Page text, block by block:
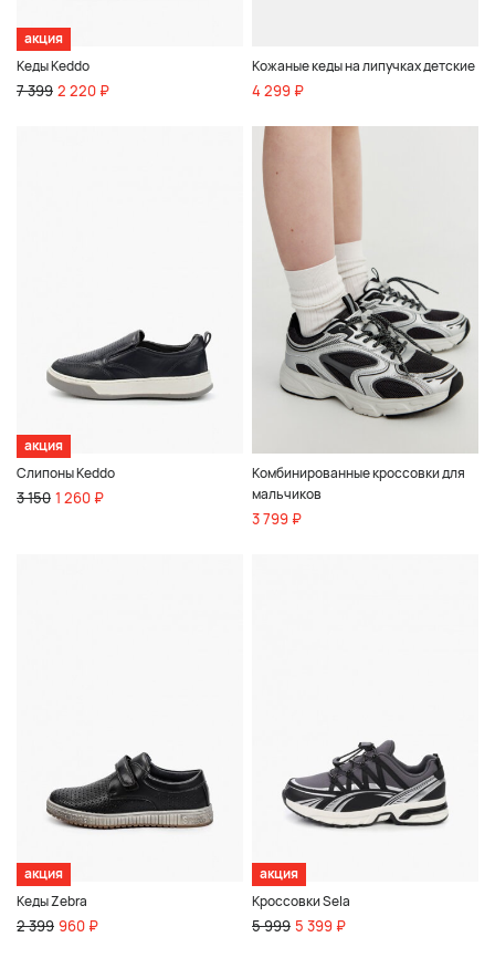
акция
Кеды Keddo
7 399 2 220 ₽
Кожаные кеды на липучках детские
4 299 ₽
акция
Слипоны Keddo
3 150 1 260 ₽
Комбинированные кроссовки для
мальчиков
3 799 ₽
акция
Кеды Zebra
2 399 960 ₽
акция
Кроссовки Sela
5 999 5 399 ₽